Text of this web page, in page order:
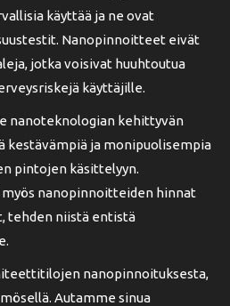
käyttää ja ne ovat
Nanopinnoitteet eivät
jotka voisivat huuhtoutua
käyttäjille.
nanoteknologian kehittyvän
kestävämpiä ja monipuolisempia
pintojen käsittelyyn.
nanopinnoitteiden hinnat
tehden niistä entistä
nanopinnoituksesta,
Autamme sinua